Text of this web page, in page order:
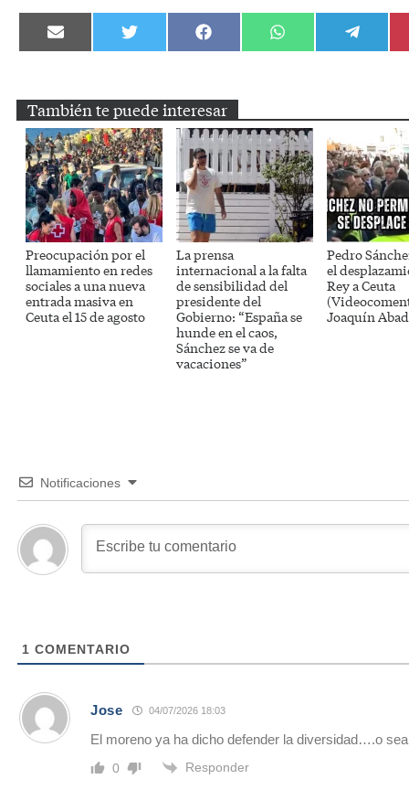
Compartir
en
Compartir
en
Compartir
en
Compartir
en
Compartir
en
También te puede interesar
Preocupación por el
llamamiento en redes
sociales a una nueva
entrada masiva en
Ceuta el 15 de agosto
La prensa
internacional a la falta
de sensibilidad del
presidente del
Gobierno: “España se
hunde en el caos,
Sánchez se va de
vacaciones”
Pedro
el
Rey a Ceuta
Joaquín
Notificaciones
1 COMENTARIO
Jose 04/07/2026 18:03
El moreno ya ha dicho defender la diversidad….o
0 Responder